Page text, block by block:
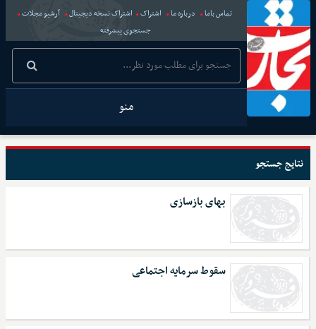
تماس باما درباره ما اشتراک اشتراک نسخه دیجیتال
آرشیو مجلات
جستجوی پیشرفته
منو
نتایج جستجو
بهای بازسازی
سقوط سرمایه اجتماعی